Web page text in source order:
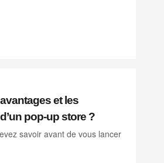
et les
pop-up store ?
savoir avant de vous lancer